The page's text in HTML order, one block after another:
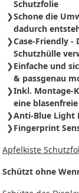
Schutzfolie
Schone die
dadurch
Case-Friendly
Schutzhülle
Einfache und
& passgenau
Inkl. Montage-
eine
Anti-Blue Light
Fingerprint
Apfelkiste
Schützt ohne